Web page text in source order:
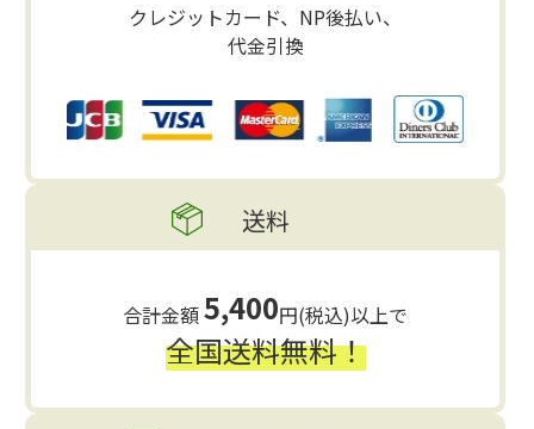
クレジットカード、NP後払い、
代金引換
送料
合計金額5,400円(税込)以上で
全国送料無料！